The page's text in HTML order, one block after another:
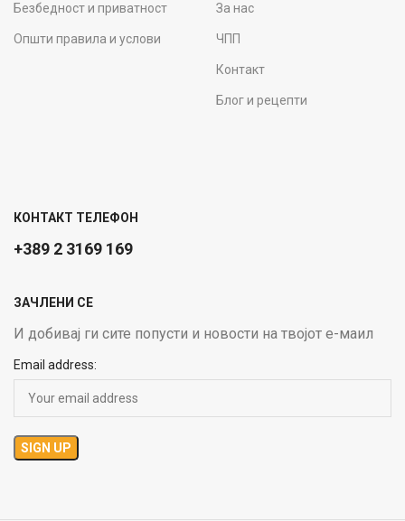
Безбедност и приватност
Општи правила и услови
За нас
ЧПП
Контакт
Блог и рецепти
КОНТАКТ ТЕЛЕФОН
+389 2 3169 169
ЗАЧЛЕНИ СЕ
И добивај ги сите попусти и новости на твојот е-маил
Email address: